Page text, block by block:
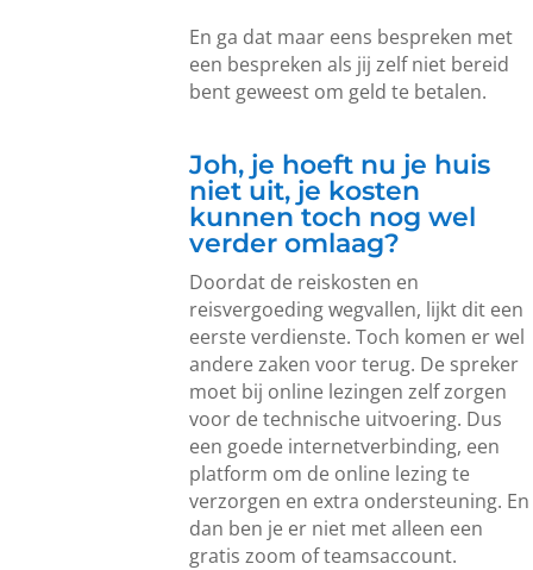
En ga dat maar eens bespreken met
een bespreken als jij zelf niet bereid
bent geweest om geld te betalen.
Joh, je hoeft nu je huis
niet uit, je kosten
kunnen toch nog wel
verder omlaag?
Doordat de reiskosten en
reisvergoeding wegvallen, lijkt dit een
eerste verdienste. Toch komen er wel
andere zaken voor terug. De spreker
moet bij online lezingen zelf zorgen
voor de technische uitvoering. Dus
een goede internetverbinding, een
platform om de online lezing te
verzorgen en extra ondersteuning. En
dan ben je er niet met alleen een
gratis zoom of teamsaccount.